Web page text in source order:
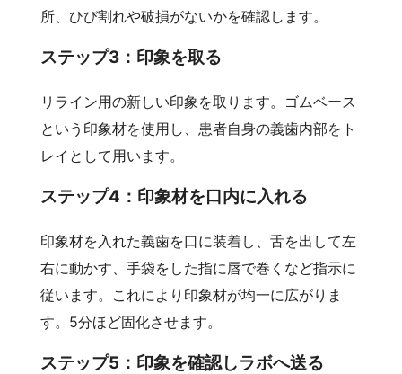
所、ひび割れや破損がないかを確認します。
ステップ3：印象を取る
リライン用の新しい印象を取ります。ゴムベース
という印象材を使用し、患者自身の義歯内部をト
レイとして用います。
ステップ4：印象材を口内に入れる
印象材を入れた義歯を口に装着し、舌を出して左
右に動かす、手袋をした指に唇で巻くなど指示に
従います。これにより印象材が均一に広がりま
す。5分ほど固化させます。
ステップ5：印象を確認しラボへ送る